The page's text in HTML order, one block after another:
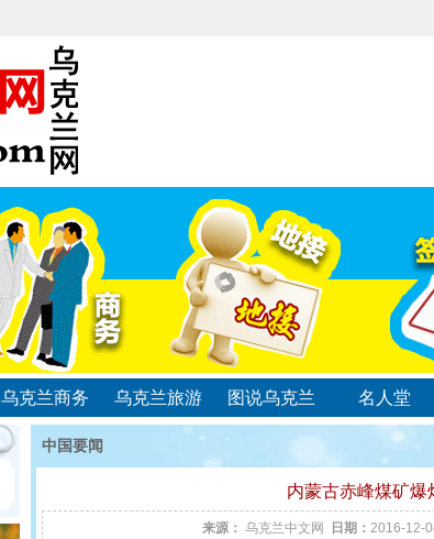
乌克兰商务 乌克兰旅游 图说乌克兰 名人堂
中国要闻
内蒙古赤峰煤矿
来源： 乌克兰中文网 日期： 2016-12-